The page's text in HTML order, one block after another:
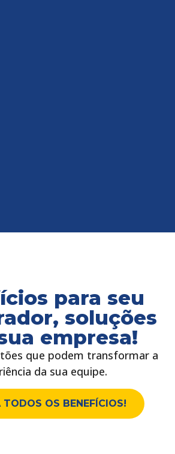
para seu
soluções
empresa!
que podem transformar a
da sua equipe.
TODOS OS BENEFÍCIOS!